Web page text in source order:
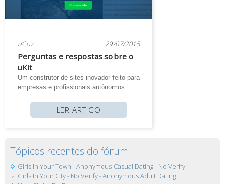
uCoz 29/07/2015
Perguntas e respostas sobre o
uKit
Um construtor de sites inovador feito para
empresas e profissionais autônomos.
LER ARTIGO
Tópicos recentes do fórum
Girls In Your Town - Anonymous Casual Dating - No Verify
Girls In Your City - No Verify - Anonymous Adult Dating